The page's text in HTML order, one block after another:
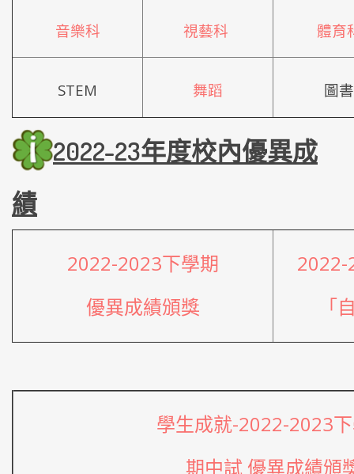
音樂科 視藝科 體育
STEM 舞蹈 圖書
2022-23年度校內優異成
績
2022-2023下學期
優異成績頒獎
2022-
「
學生成就-2022-2023
期中試 優異成績頒